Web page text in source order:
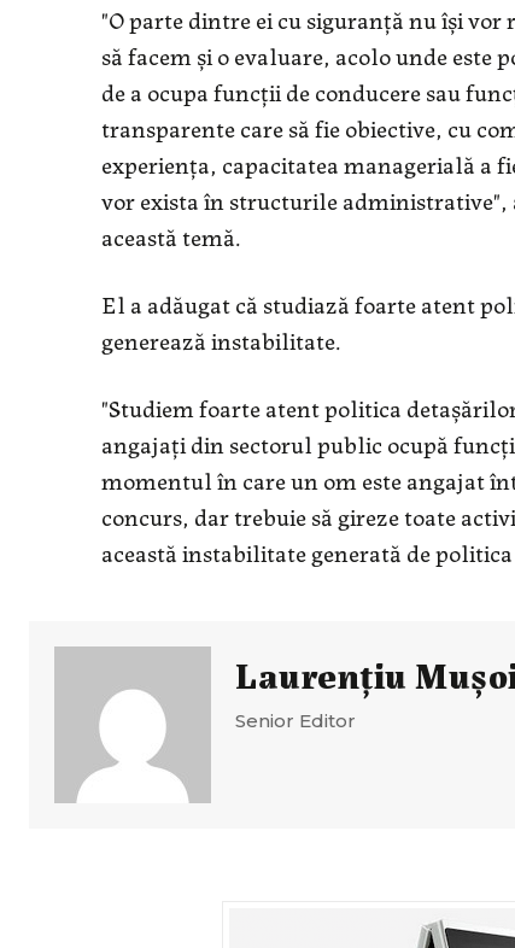
"O parte dintre ei cu siguranţă nu îşi
să facem şi o evaluare, acolo unde
de a ocupa funcţii de conducere sau
transparente care să fie obiective, cu
experienţa, capacitatea managerială a
vor exista în structurile
această temă.
El a adăugat că studiază foarte atent
generează instabilitate.
"Studiem foarte atent politica
angajaţi din sectorul public ocupă
momentul în care un om este angajat
concurs, dar trebuie să gireze toate
această instabilitate generată de
Laurenţiu
Senior Editor